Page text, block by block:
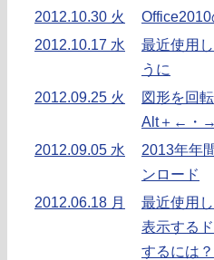
2012.10.30 火
2012.10.17 水
最近使用
うに
2012.09.25 火
図形を回
Alt＋←・→
2012.09.05 水
2013年年
ンロード
2012.06.18 月
最近使用
表示する
するには？